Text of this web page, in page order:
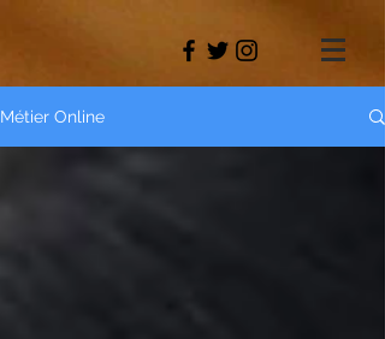
Métier Online